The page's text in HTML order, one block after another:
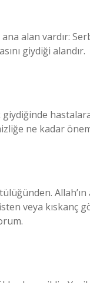
alan vardır:
giydiği alandır.
ne kadar
Allah’ın
veya kıskanç